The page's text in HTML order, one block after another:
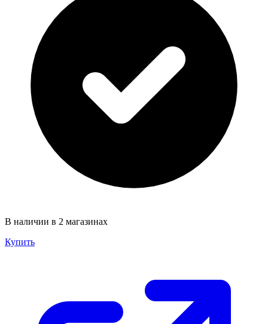
В наличии в 2 магазинах
Купить